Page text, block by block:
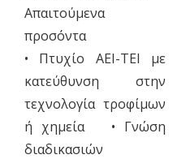
Απαιτούμενα
προσόντα
• Πτυχίο ΑΕΙ-ΤΕΙ με
κατεύθυνση στην
τεχνολογία τροφίμων
ή χημεία • Γνώση
διαδικασιών